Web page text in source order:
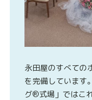
永田屋のすべての
を完備しています
グ®式場」ではこ